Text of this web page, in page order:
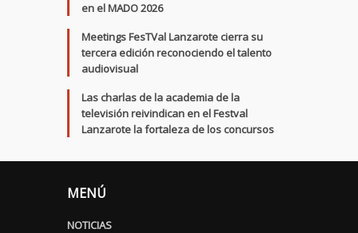
en el MADO 2026
Meetings FesTVal Lanzarote cierra su
tercera edición reconociendo el talento
audiovisual
Las charlas de la academia de la
televisión reivindican en el Festval
Lanzarote la fortaleza de los concursos
MENÚ
NOTICIAS